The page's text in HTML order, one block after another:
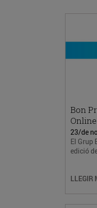
Bon
Online
23/de
El Grup
edició
LLEGIR